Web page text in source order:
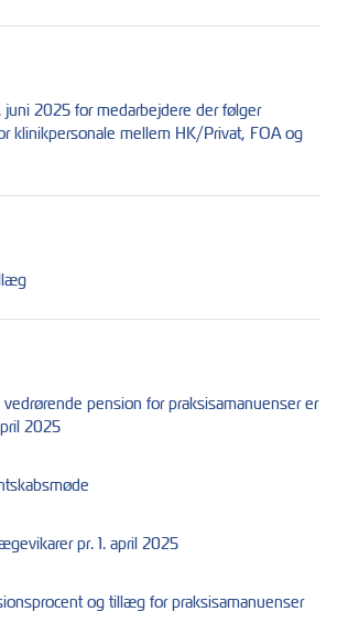
juni 2025 for medarbejdere der følger
klinikpersonale mellem HK/Privat, FOA og
pension for praksisamanuenser er
2025
pr. 1. april 2025
og tillæg for praksisamanuenser